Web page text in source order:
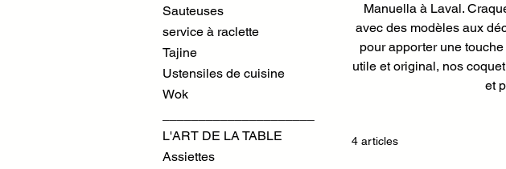
Sauteuses
service à raclette
Tajine
Ustensiles de cuisine
Wok
L'ART DE LA TABLE
Assiettes
Manuella à Laval.
avec des modèles aux
pour apporter une
utile et original, nos
et
4 articles